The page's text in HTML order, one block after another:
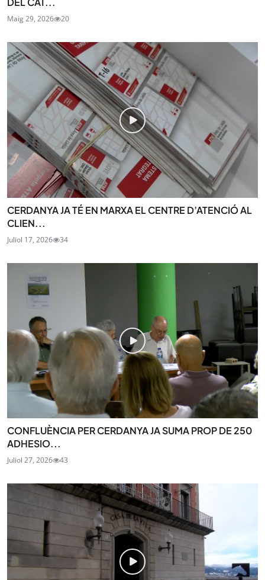
Maig 29, 2026 20
CERDANYA JA TÉ EN MARXA EL CENTRE D’ATENCIÓ AL
CLIEN...
Juliol 17, 2026 34
CONFLUÈNCIA PER CERDANYA JA SUMA PROP DE 250
ADHESIO...
Juliol 27, 2026 43